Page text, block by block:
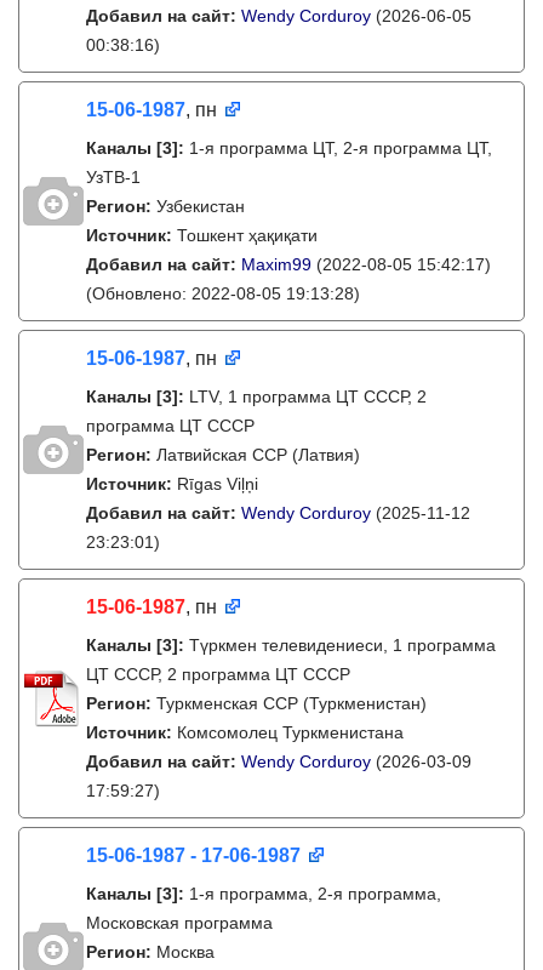
Добавил на сайт: Wendy Corduroy (2026-06-05
00:38:16)
15-06-1987, пн
Каналы [3]: 1-я программа ЦТ, 2-я программа ЦТ,
УзТВ-1
Регион: Узбекистан
Источник: Тошкент ҳақиқати
Добавил на сайт: Maxim99 (2022-08-05 15:42:17)
(Обновлено: 2022-08-05 19:13:28)
15-06-1987, пн
Каналы [3]: LTV, 1 программа ЦТ СССР, 2
программа ЦТ СССР
Регион: Латвийская ССР (Латвия)
Источник: Rīgas Viļņi
Добавил на сайт: Wendy Corduroy (2025-11-12
23:23:01)
15-06-1987, пн
Каналы [3]: Түркмен телевидениеси, 1 программа
ЦТ СССР, 2 программа ЦТ СССР
Регион: Туркменская ССР (Туркменистан)
Источник: Комсомолец Туркменистана
Добавил на сайт: Wendy Corduroy (2026-03-09
17:59:27)
15-06-1987 - 17-06-1987
Каналы [3]: 1-я программа, 2-я программа,
Московская программа
Регион: Москва